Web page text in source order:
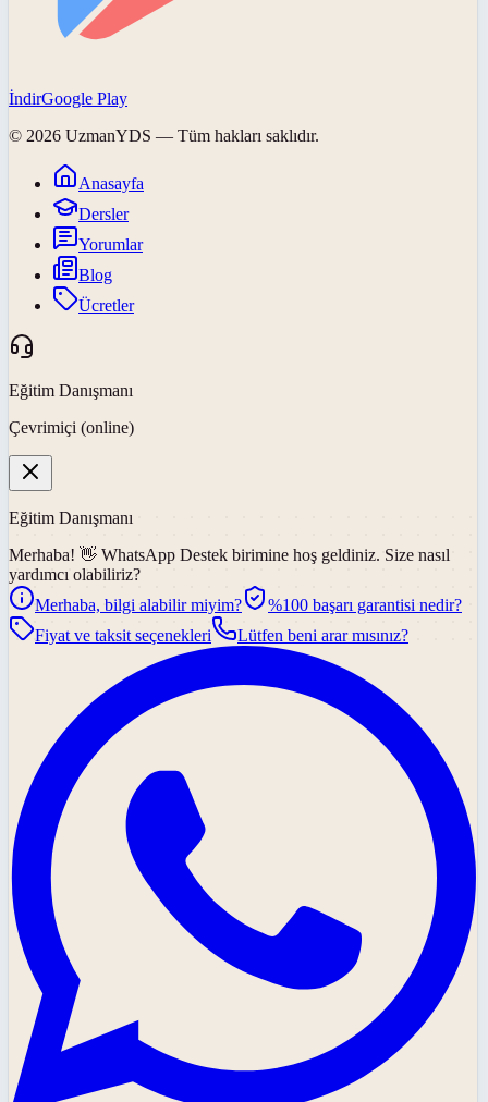
İndirGoogle Play
© 2026 UzmanYDS — Tüm hakları saklıdır.
Anasayfa
Dersler
Yorumlar
Blog
Ücretler
Eğitim Danışmanı
Çevrimiçi (online)
Eğitim Danışmanı
Merhaba! 👋 WhatsApp Destek birimine hoş geldiniz. Size nasıl
yardımcı olabiliriz?
Merhaba, bilgi alabilir miyim?
%100 başarı garantisi nedir?
Fiyat ve taksit seçenekleri
Lütfen beni arar mısınız?